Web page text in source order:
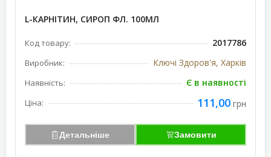
L-КАРНІТИН, СИРОП ФЛ. 100МЛ
Код товару: 2017786
Виробник: Ключі Здоров'я, Харків
Наявність: Є в наявності
Ціна: 111,00 грн
Детальніше Замовити